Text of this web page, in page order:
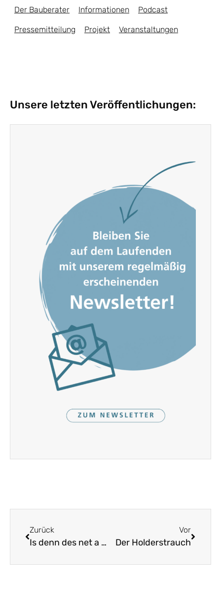
Der Bauberater Informationen Podcast
Pressemitteilung Projekt Veranstaltungen
Unsere letzten Veröffentlichungen:
Zurück
Is denn des net a Lebn
Vor
Der Holderstrauch